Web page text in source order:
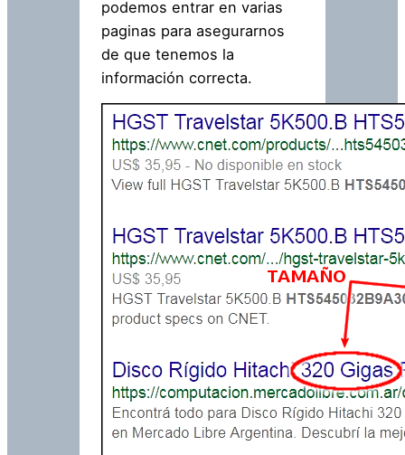
podemos entrar en varias
paginas para asegurarnos
de que tenemos la
información correcta.